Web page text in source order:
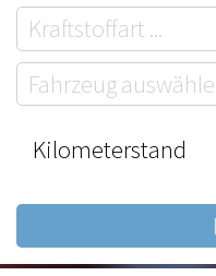
Kilometerstand